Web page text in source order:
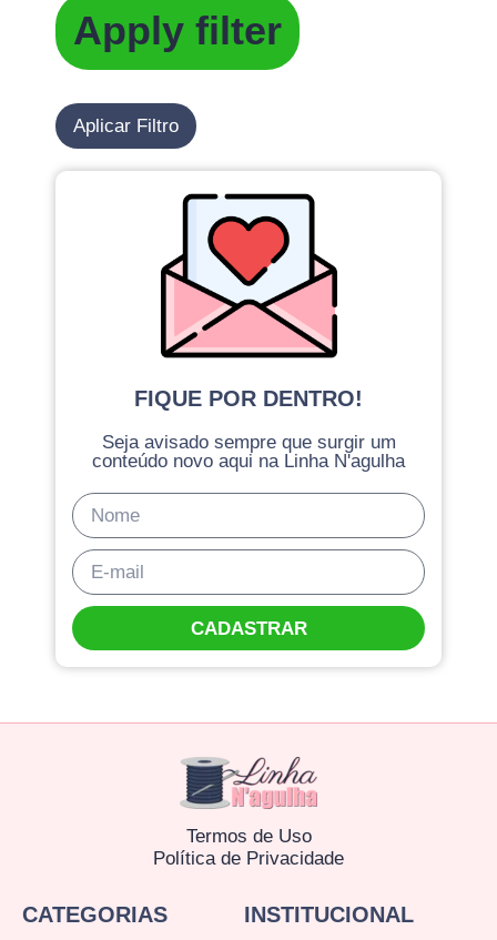
Apply filter
Aplicar Filtro
FIQUE POR DENTRO!
Seja avisado sempre que surgir um
conteúdo novo aqui na Linha N'agulha
CADASTRAR
Termos de Uso
Política de Privacidade
CATEGORIAS INSTITUCIONAL